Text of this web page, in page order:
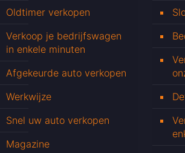
Oldtimer verkopen
Verkoop je bedrijfswagen
in enkele minuten
Afgekeurde auto verkopen
Werkwijze
Snel uw auto verkopen
Magazine